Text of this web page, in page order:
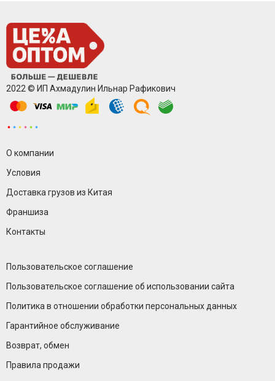
2022 © ИП Ахмадулин Ильнар Рафикович
О компании
Условия
Доставка грузов из Китая
Франшиза
Контакты
Пользовательское соглашение
Пользовательское соглашение об использовании сайта
Политика в отношении обработки персональных данных
Гарантийное обслуживание
Возврат, обмен
Правила продажи